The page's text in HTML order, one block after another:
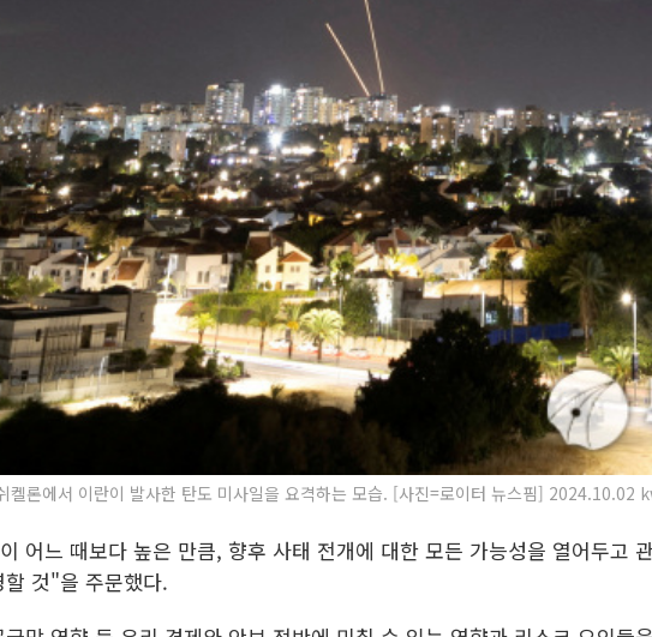
켈론에서 이란이 발사한 탄도 미사일을 요격하는 모습. [사진=로이터 뉴스핌]
어느 때보다 높은 만큼, 향후 사태 전개에 대한 모든 가능성을 열어두고
것"을 주문했다.